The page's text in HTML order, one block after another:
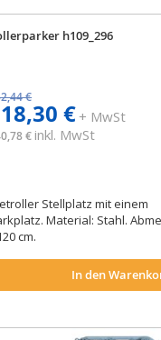
h109_296
€
€+ MwSt
€ inkl. MwSt
Stellplatz mit einem
Material: Stahl.
cm.
In den